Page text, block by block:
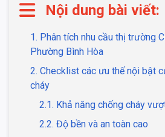
Nội dung bài viết:
1. Phân tích nhu cầu thị trường
Phường Bình Hòa
2. Checklist các ưu thế nội bật
cháy
2.1. Khả năng chống cháy
2.2. Độ bền và an toàn cao